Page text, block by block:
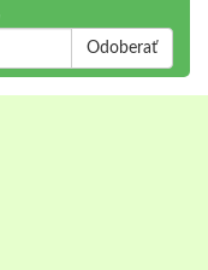
Odoberať